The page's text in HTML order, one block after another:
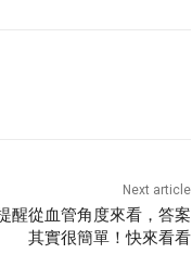
Next article
醒從血管角度來看，答案
其實很簡單！快來看看